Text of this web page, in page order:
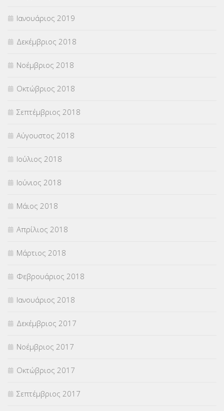
Ιανουάριος 2019
Δεκέμβριος 2018
Νοέμβριος 2018
Οκτώβριος 2018
Σεπτέμβριος 2018
Αύγουστος 2018
Ιούλιος 2018
Ιούνιος 2018
Μάιος 2018
Απρίλιος 2018
Μάρτιος 2018
Φεβρουάριος 2018
Ιανουάριος 2018
Δεκέμβριος 2017
Νοέμβριος 2017
Οκτώβριος 2017
Σεπτέμβριος 2017